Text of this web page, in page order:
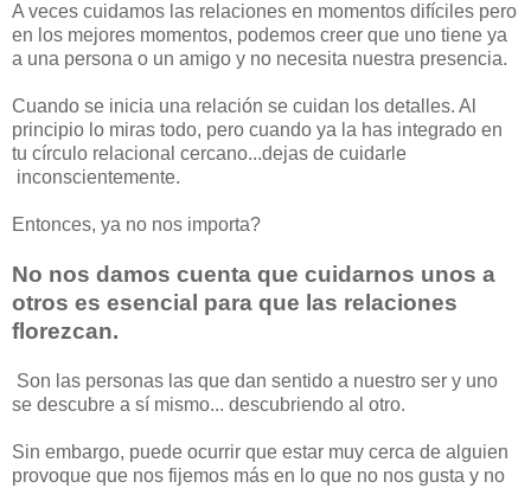
A veces cuidamos las relaciones en momentos difíciles pero
en los mejores momentos, podemos creer que uno tiene ya
a una persona o un amigo y no necesita nuestra presencia.
Cuando se inicia una relación se cuidan los detalles. Al
principio lo miras todo, pero cuando ya la has integrado en
tu círculo relacional cercano...dejas de cuidarle
inconscientemente.
Entonces, ya no nos importa?
No nos damos cuenta que cuidarnos unos a
otros es esencial para que las relaciones
florezcan.
Son las personas las que dan sentido a nuestro ser y uno
se descubre a sí mismo... descubriendo al otro.
Sin embargo, puede ocurrir que estar muy cerca de alguien
provoque que nos fijemos más en lo que no nos gusta y no